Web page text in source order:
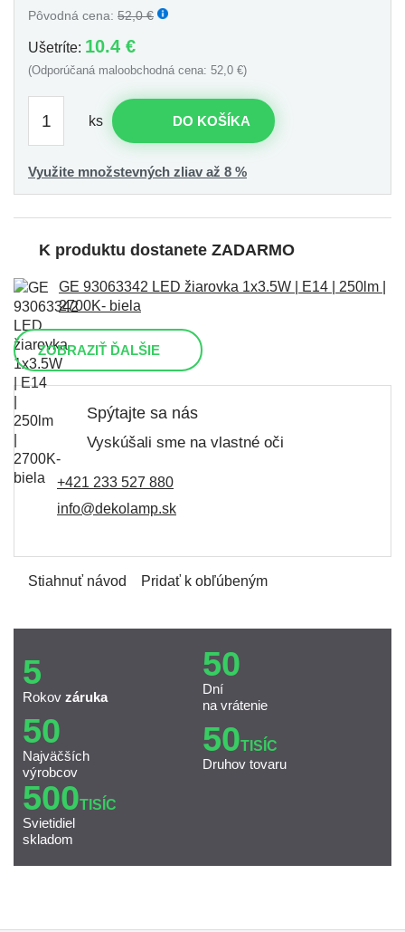
Pôvodná cena: 52,0 €
Ušetríte: 10.4 €
(Odporúčaná maloobchodná cena: 52,0 €)
ks DO KOŠÍKA
Využite množstevných zliav až 8 %
K produktu dostanete ZADARMO
GE 93063342 LED žiarovka 1x3.5W | E14 | 250lm |
2700K- biela
ZOBRAZIŤ ĎALŠIE
Spýtajte sa nás
Vyskúšali sme na vlastné oči
+421 233 527 880
info@dekolamp.sk
Stiahnuť návod Pridať k obľúbeným
5
Rokov záruka
50
Dní
na vrátenie
50
Najväčších
výrobcov
50TISÍC
Druhov tovaru
500TISÍC
Svietidiel
skladom